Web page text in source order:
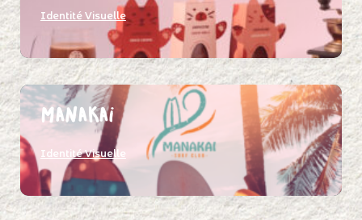
Identité Visuelle
Manakai
Identité Visuelle